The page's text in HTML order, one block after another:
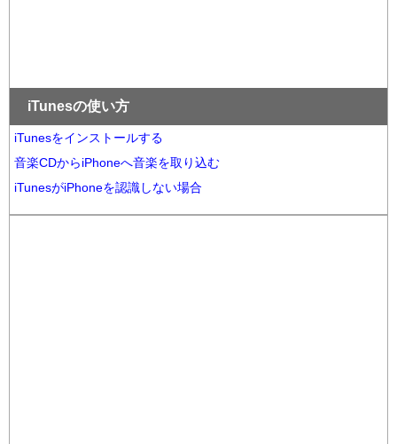
iTunesの使い方
iTunesをインストールする
音楽CDからiPhoneへ音楽を取り込む
iTunesがiPhoneを認識しない場合